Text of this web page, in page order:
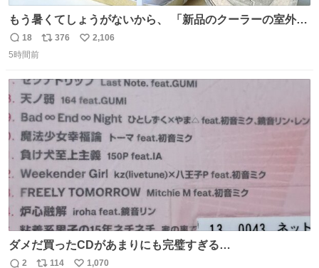
もう暑くてしょうがないから、 「新品のクーラーの室外機
のミニチュア」 でも見ていってよ
返
信
18
リ
ト
数
376
い
数
2,106
5時間前
ダメだ買ったCDがあまりにも完璧すぎる…
2 114 1,070